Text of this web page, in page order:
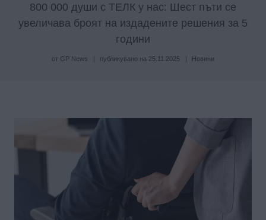
800 000 души с ТЕЛК у нас: Шест пъти се
увеличава броят на издадените решения за 5
години
от GP News публикувано на 25.11.2025 Новини